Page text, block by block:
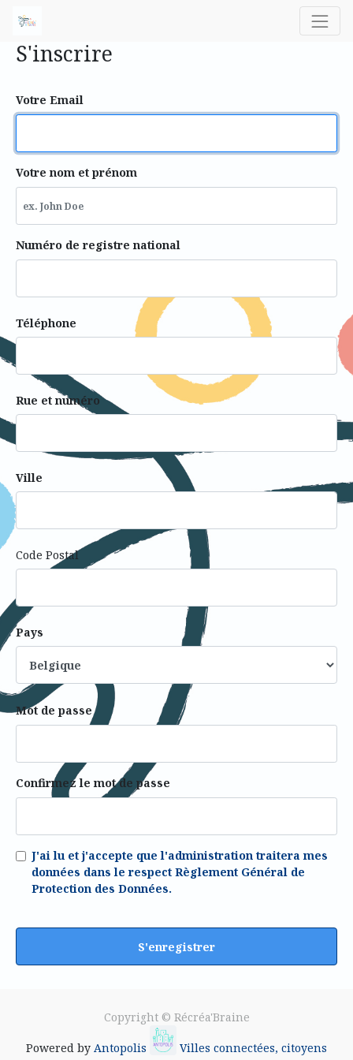
S'inscrire
Votre Email
Votre nom et prénom
Numéro de registre national
Téléphone
Rue et numéro
Ville
Code Postal
Pays
Mot de passe
Confirmez le mot de passe
J'ai lu et j'accepte que l'administration traitera mes
données dans le respect Règlement Général de
Protection des Données.
S'enregistrer
Copyright © Récréa'Braine
Powered by Antopolis
Villes connectées, citoyens